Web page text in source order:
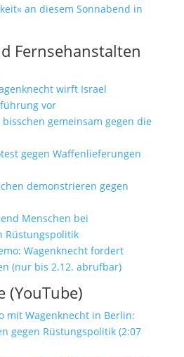
an diesem Sonnabend in
Fernsehanstalten
wirft Israel
vor
bisschen gemeinsam gegen die
gegen Waffenlieferungen
demonstrieren gegen
Menschen bei
Rüstungspolitik
Wagenknecht fordert
(nur bis 2.12. abrufbar)
(YouTube)
mit Wagenknecht in Berlin:
gegen Rüstungspolitik (2:07